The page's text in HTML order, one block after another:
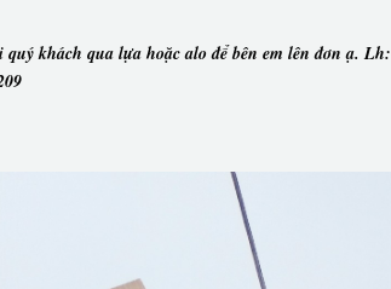
khách qua lựa hoặc alo để bên em lên đơn ạ.